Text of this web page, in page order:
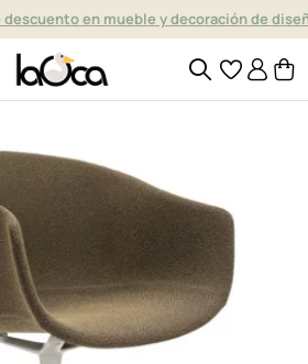
descuento en mueble y decoración de